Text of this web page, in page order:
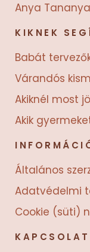
Anya
KIKNEK
Babát
Várandós
Akiknél most
Akik
Általános
Adatvédelmi
Cookie (süti)
KAPCSOLAT